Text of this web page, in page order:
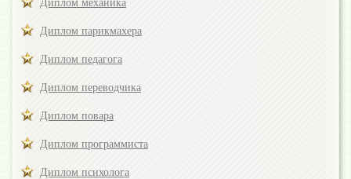
Диплом механика
Диплом парикмахера
Диплом педагога
Диплом переводчика
Диплом повара
Диплом программиста
Диплом психолога